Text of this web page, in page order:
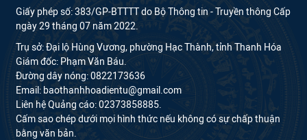
Giấy phép số: 383/GP-BTTTT do Bộ Thông tin - Truyền thông Cấp
ngày 29 tháng 07 năm 2022.
Trụ sở: Đại lộ Hùng Vương, phường Hạc Thành, tỉnh Thanh Hóa
Giám đốc: Phạm Văn Báu.
Đường dây nóng: 0822173636
Email: baothanhhoadientu@gmail.com
Liên hệ Quảng cáo: 02373858885.
Cấm sao chép dưới mọi hình thức nếu không có sự chấp thuận
bằng văn bản.